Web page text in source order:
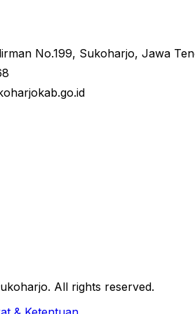
No.199, Sukoharjo, Jawa
All rights reserved.